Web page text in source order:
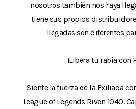
nosotros también nos haya
tiene sus propios
llegadas son diferentes
¡Libera tu rabia con
Siente la fuerza de la Exiliada
League of Legends Riven 1040.